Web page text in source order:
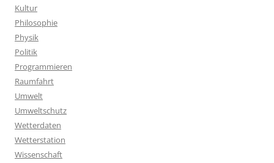
Kultur
Philosophie
Physik
Politik
Programmieren
Raumfahrt
Umwelt
Umweltschutz
Wetterdaten
Wetterstation
Wissenschaft